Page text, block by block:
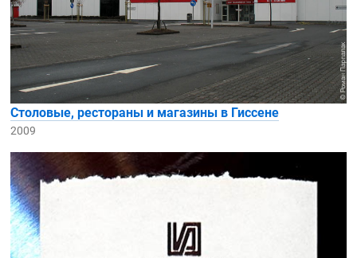
Столовые, рестораны и магазины в Гиссене
2009